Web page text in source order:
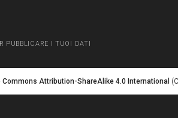
PUBBLICARE I TUOI DATI
Commons Attribution-ShareAlike 4.0 International